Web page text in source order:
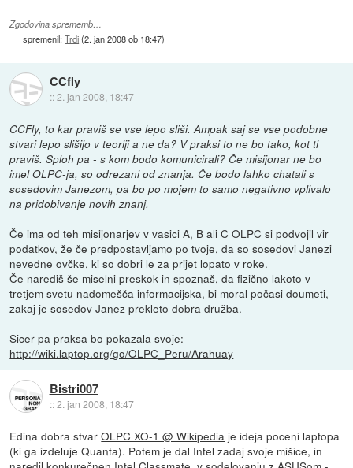
Zgodovina sprememb…
spremenil:Trdi(2. jan 2008 ob 18:47)
CCfly
::2. jan 2008, 18:47
CCFly, to kar praviš se vse lepo sliši. Ampak saj se vse podobne
stvari lepo slišijo v teoriji a ne da? V praksi to ne bo tako, kot ti
praviš. Sploh pa - s kom bodo komunicirali? Če misijonar ne bo
imel OLPC-ja, so odrezani od znanja. Če bodo lahko chatali s
sosedovim Janezom, pa bo po mojem to samo negativno vplivalo
na pridobivanje novih znanj.
Če ima od teh misijonarjev v vasici A, B ali C OLPC si podvojil vir
podatkov, že če predpostavljamo po tvoje, da so sosedovi Janezi
nevedne ovčke, ki so dobri le za prijet lopato v roke.
Če narediš še miselni preskok in spoznaš, da fizično lakoto v
tretjem svetu nadomešča informacijska, bi moral počasi doumeti,
zakaj je sosedov Janez prekleto dobra družba.
Sicer pa praksa bo pokazala svoje:
http://wiki.laptop.org/go/OLPC_Peru/Arahuay
Bistri007
::2. jan 2008, 18:47
Edina dobra stvarOLPC XO-1 @ Wikipedia je ideja poceni laptopa
(ki ga izdeluje Quanta). Potem je dal Intel zadaj svoje mišice, in